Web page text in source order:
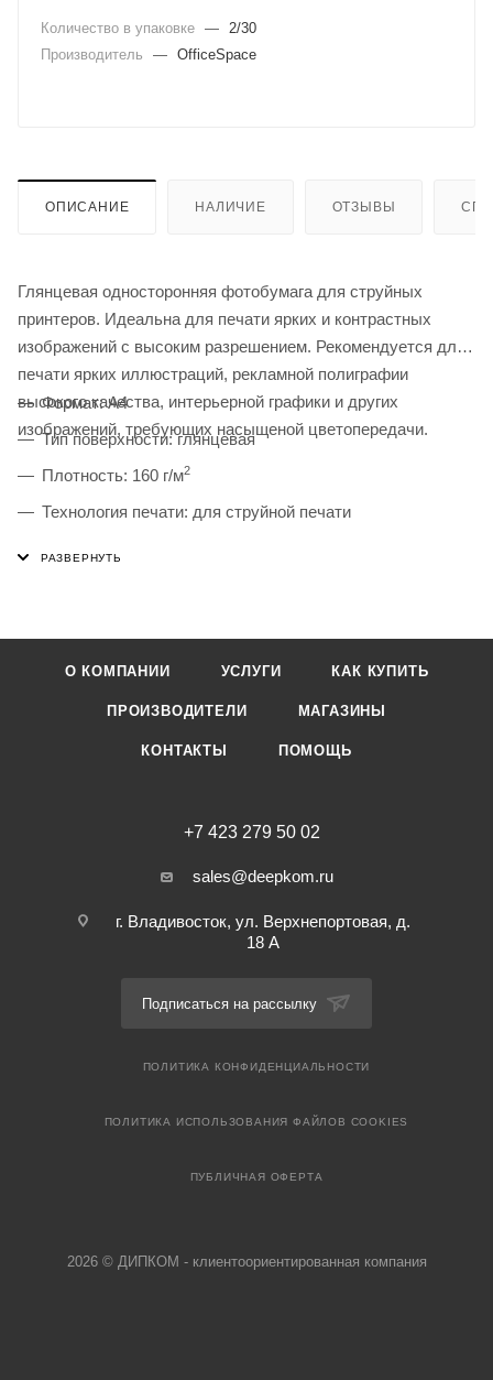
Количество в упаковке —
2/30
Производитель
— OfficeSpace
ОПИСАНИЕ НАЛИЧИЕ ОТЗЫВЫ
Глянцевая односторонняя фотобумага для струйных
принтеров. Идеальна для печати ярких и контрастных
изображений с высоким разрешением. Рекомендуется для
печати ярких иллюстраций, рекламной полиграфии
высокого качества, интерьерной графики и других
изображений, требующих насыщеной цветопередачи.
Формат: A4
Тип поверхности: глянцевая
Плотность: 160 г/м2
Технология печати: для струйной печати
О КОМПАНИИ УСЛУГИ КАК КУПИТЬ
ПРОИЗВОДИТЕЛИ МАГАЗИНЫ
КОНТАКТЫ ПОМОЩЬ
+7 423 279 50 02
sales@deepkom.ru
г. Владивосток, ул. Верхнепортовая, д.
18 А
Подписаться на рассылку
ПОЛИТИКА КОНФИДЕНЦИАЛЬНОСТИ
ПОЛИТИКА ИСПОЛЬЗОВАНИЯ ФАЙЛОВ COOKIES
ПУБЛИЧНАЯ ОФЕРТА
2026 © ДИПКОМ - клиентоориентированная компания